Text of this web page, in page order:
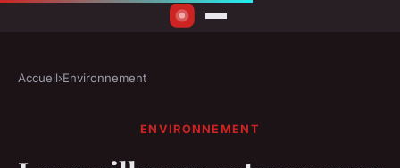
Accueil›Environnement
ENVIRONNEMENT